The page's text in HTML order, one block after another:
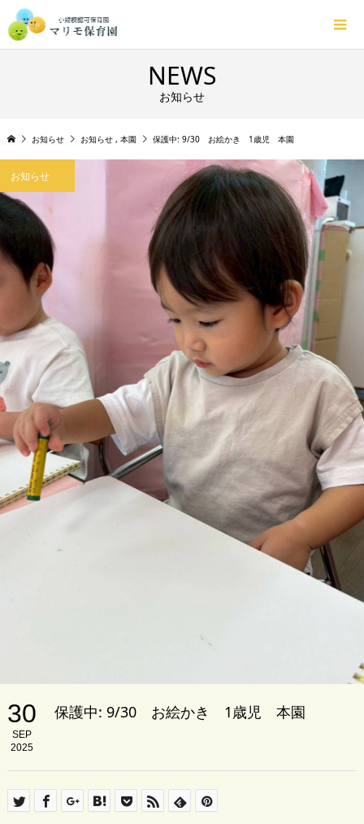
NEWS
お知らせ
お知らせ お知らせ , 本園 保護中: 9/30 お絵かき 1歳児 本園
お知らせ
30
SEP
2025
保護中: 9/30 お絵かき 1歳児 本園